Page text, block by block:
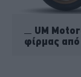
UM
φίρμας